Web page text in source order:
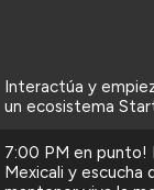
Interactúa y
un ecosistema
7:00 PM en punto!
Mexicali y escucha